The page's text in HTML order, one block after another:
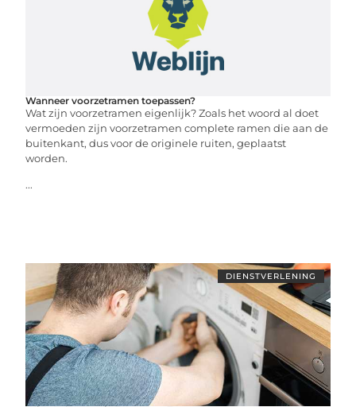
Wanneer voorzetramen toepassen?
Wat zijn voorzetramen eigenlijk? Zoals het woord al doet
vermoeden zijn voorzetramen complete ramen die aan de
buitenkant, dus voor de originele ruiten, geplaatst
worden.
...
DIENSTVERLENING